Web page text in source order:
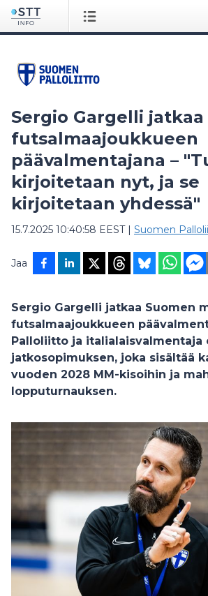
Sergio Gargelli
futsalmaajoukkueen
päävalmentajana –
kirjoitetaan nyt, ja se
kirjoitetaan yhdessä"
15.7.2025 10:40:58 EEST| Suomen
Jaa
Sergio Gargelli jatkaa Suomen
futsalmaajoukkueen
Palloliitto ja italialaisvalmentaja
jatkosopimuksen, joka sisältää
vuoden 2028 MM-kisoihin ja
lopputurnauksen.